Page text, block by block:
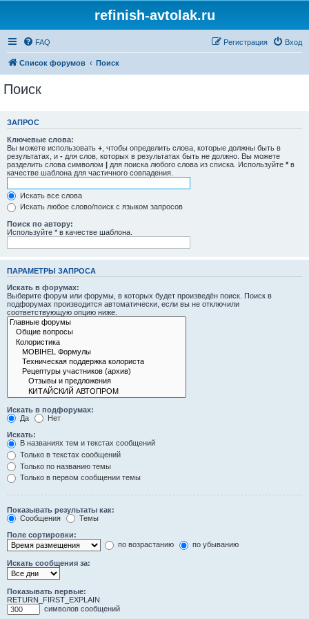
refinish-avtolak.ru
FAQ Вход
Регистрация
Список форумов Поиск
Поиск
ЗАПРОС
Ключевые слова:
Вы можете использовать + , чтобы определить слова, которые должны быть в
результатах, и - для слов, которых в результатах быть не должно. Вы можете
разделить слова символом | для поиска любого слова из списка. Используйте * в
качестве шаблона для частичного совпадения.
Искать все слова
Искать любое слово/поиск с языком запросов
Поиск по автору:
Используйте * в качестве шаблона.
ПАРАМЕТРЫ ЗАПРОСА
Искать в форумах:
Выберите форум или форумы, в которых будет произведён поиск. Поиск в
подфорумах производится автоматически, если вы не отключили
соответствующую опцию ниже.
Искать в подфорумах:
Да
Нет
Искать:
В названиях тем и текстах сообщений
Только в текстах сообщений
Только по названию темы
Только в первом сообщении темы
Показывать результаты как:
Сообщения
Темы
Поле сортировки:
по возрастанию
по убыванию
Искать сообщения за:
Показывать первые:
RETURN_FIRST_EXPLAIN
символов сообщений